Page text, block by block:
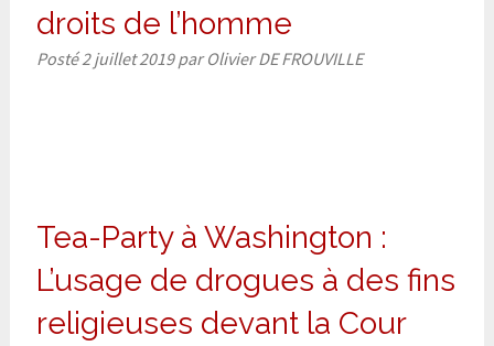
droits de l’homme
Posté2 juillet 2019 par Olivier DE FROUVILLE
Tea-Party à Washington :
L’usage de drogues à des fins
religieuses devant la Cour